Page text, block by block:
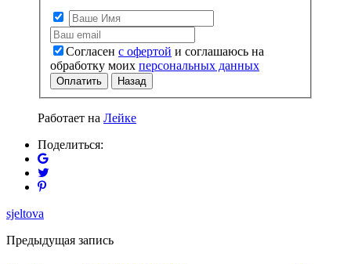
Согласен с офертой
обработку моих персональных данных
Оплатить Назад
Работает на Лейке
Поделиться:
sjeltova
Предыдущая запись